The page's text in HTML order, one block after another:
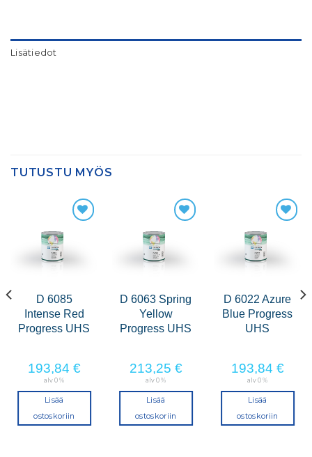
Lisätiedot
TUTUSTU MYÖS
D 6085
Intense Red
Progress UHS
193,84 €
alv 0 %
Lisää
ostoskoriin
D 6063 Spring
Yellow
Progress UHS
213,25 €
alv 0 %
Lisää
ostoskoriin
D 6022 Azure
Blue Progress
UHS
193,84 €
alv 0 %
Lisää
ostoskoriin